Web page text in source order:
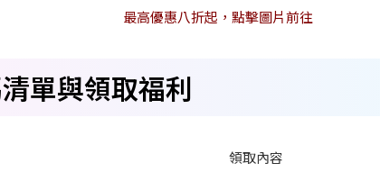
最高優惠八折起，點擊圖片前往
單與領取福利
領取內容